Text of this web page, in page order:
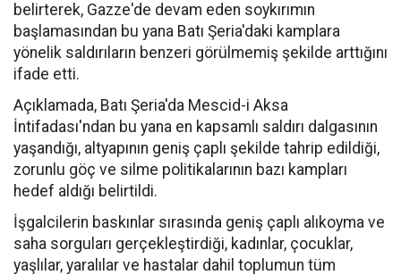
belirterek, Gazze'de devam eden soykırımın
başlamasından bu yana Batı Şeria'daki kamplara
yönelik saldırıların benzeri görülmemiş şekilde arttığını
ifade etti.
Açıklamada, Batı Şeria'da Mescid-i Aksa
İntifadası'ndan bu yana en kapsamlı saldırı dalgasının
yaşandığı, altyapının geniş çaplı şekilde tahrip edildiği,
zorunlu göç ve silme politikalarının bazı kampları
hedef aldığı belirtildi.
İşgalcilerin baskınlar sırasında geniş çaplı alıkoyma ve
saha sorguları gerçekleştirdiği, kadınlar, çocuklar,
yaşlılar, yaralılar ve hastalar dahil toplumun tüm